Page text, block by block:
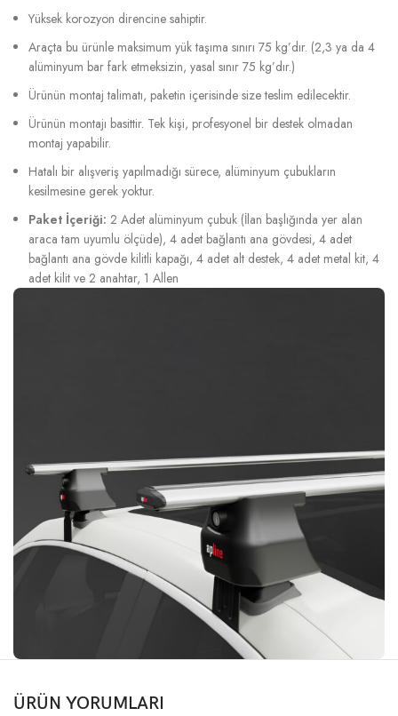
Yüksek korozyon direncine sahiptir.
Araçta bu ürünle maksimum yük taşıma sınırı 75 kg’dır. (2,3 ya da 4
alüminyum bar fark etmeksizin, yasal sınır 75 kg’dır.)
Ürünün montaj talimatı, paketin içerisinde size teslim edilecektir.
Ürünün montajı basittir. Tek kişi, profesyonel bir destek olmadan
montaj yapabilir.
Hatalı bir alışveriş yapılmadığı sürece, alüminyum çubukların
kesilmesine gerek yoktur.
Paket İçeriği: 2 Adet alüminyum çubuk (İlan başlığında yer alan
araca tam uyumlu ölçüde), 4 adet bağlantı ana gövdesi, 4 adet
bağlantı ana gövde kilitli kapağı, 4 adet alt destek, 4 adet metal kit, 4
adet kilit ve 2 anahtar, 1 Allen
ÜRÜN YORUMLARI